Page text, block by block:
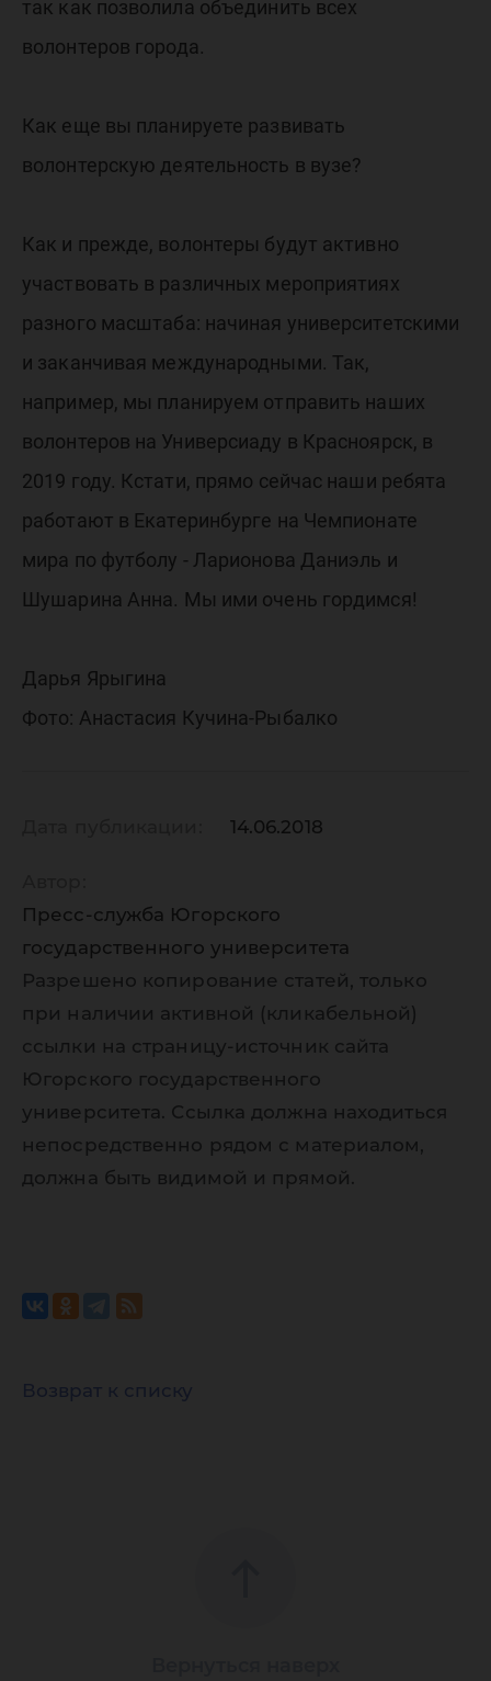
так как позволила объединить всех
волонтеров города.
Как еще вы планируете развивать
волонтерскую деятельность в вузе?
Как и прежде, волонтеры будут активно
участвовать в различных мероприятиях
разного масштаба: начиная университетскими
и заканчивая международными. Так,
например, мы планируем отправить наших
волонтеров на Универсиаду в Красноярск, в
2019 году. Кстати, прямо сейчас наши ребята
работают в Екатеринбурге на Чемпионате
мира по футболу - Ларионова Даниэль и
Шушарина Анна. Мы ими очень гордимся!
Дарья Ярыгина
Фото: Анастасия Кучина-Рыбалко
14.06.2018
Пресс-служба Югорского
государственного университета
Разрешено копирование статей, только
при наличии активной (кликабельной)
ссылки на страницу-источник сайта
Югорского государственного
университета. Ссылка должна находиться
непосредственно рядом с материалом,
должна быть видимой и прямой.
Возврат к списку